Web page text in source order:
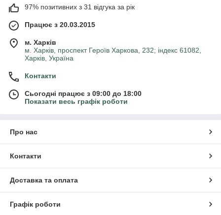
97% позитивних з 31 відгука за рік
Працює з 20.03.2015
м. Харків
м. Харків, проспект Героїв Харкова, 232; індекс 61082,
Харків, Україна
Контакти
Сьогодні працює з 09:00 до 18:00
Показати весь графік роботи
Про нас
Контакти
Доставка та оплата
Графік роботи